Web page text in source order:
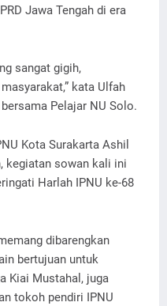
Jawa Tengah di era
sangat gigih,
kata Ulfah
Pelajar NU Solo.
Kota Surakarta Ashil
kegiatan sowan kali ini
Harlah IPNU ke-68
dibarengkan
bertujuan untuk
Kiai Mustahal, juga
tokoh pendiri IPNU